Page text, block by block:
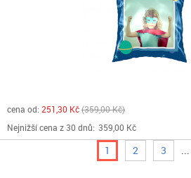
cena od: 251,30 Kč 359,00 Kč
Nejnižší cena z 30 dnů: 359,00 Kč
1 2 3